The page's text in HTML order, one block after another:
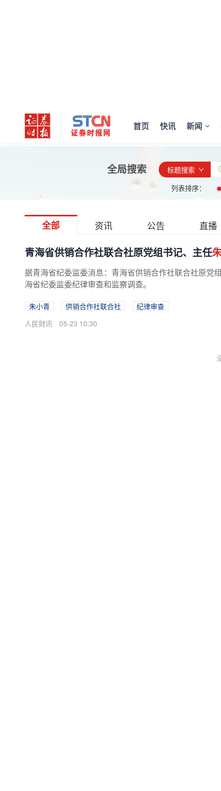
首页 快讯 新闻
全局搜索
标题搜索
列表排序：
全部 资讯 公告 直播
青海省供销合作社联合社原党组书记、主任
据青海省纪委监委消息：青海省供销合作社联合社原党
海省纪委监委纪律审查和监察调查。
朱小青 供销合作社联合社
纪律审查
人民财讯
05-23 10:30